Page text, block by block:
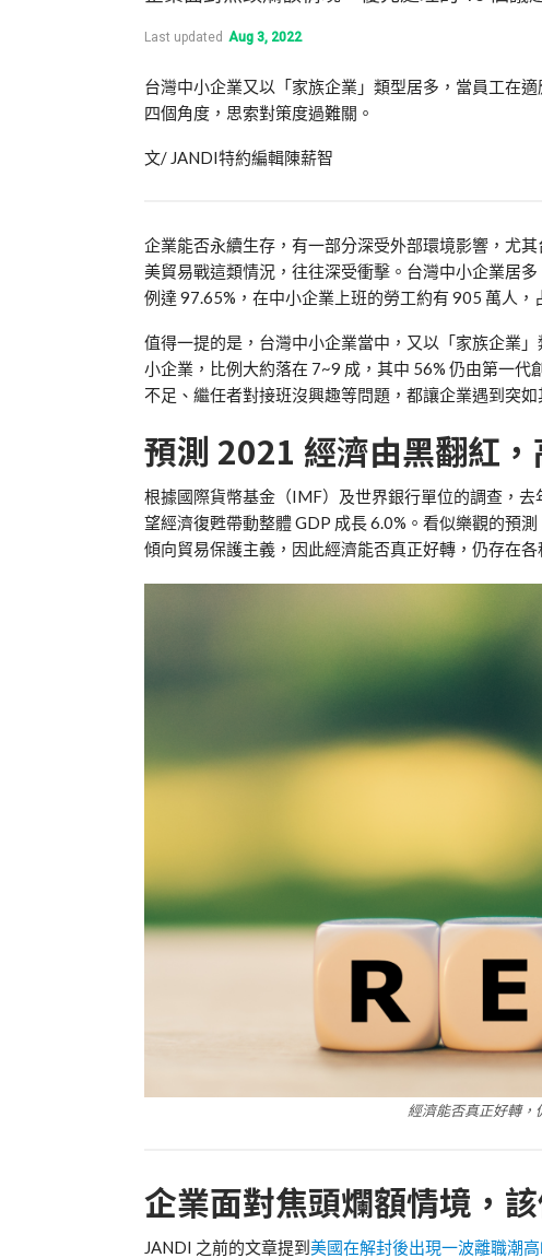
Last updated Aug 3, 2022
台灣中小企業又以「家族企業」類型居多，當員工在
四個角度，思索對策度過難關。
文/ JANDI特約編輯陳薪智
企業能否永續生存，有一部分深受外部環境影響，尤
美貿易戰這類情況，往往深受衝擊。台灣中小企業居
例達 97.65%，在中小企業上班的勞工約有 905 萬人，
值得一提的是，台灣中小企業當中，又以「家族企業
小企業，比例大約落在 7~9 成，其中 56% 仍由第一
不足、繼任者對接班沒興趣等問題，都讓企業遇到突
預測 2021 經濟由黑翻紅
根據國際貨幣基金（IMF）及世界銀行單位的調查，
望經濟復甦帶動整體 GDP 成長 6.0%。看似樂觀的預
傾向貿易保護主義，因此經濟能否真正好轉，仍存在
經濟能否真正好轉，
企業面對焦頭爛額情境，
JANDI 之前的文章提到美國在解封後出現一波離職潮